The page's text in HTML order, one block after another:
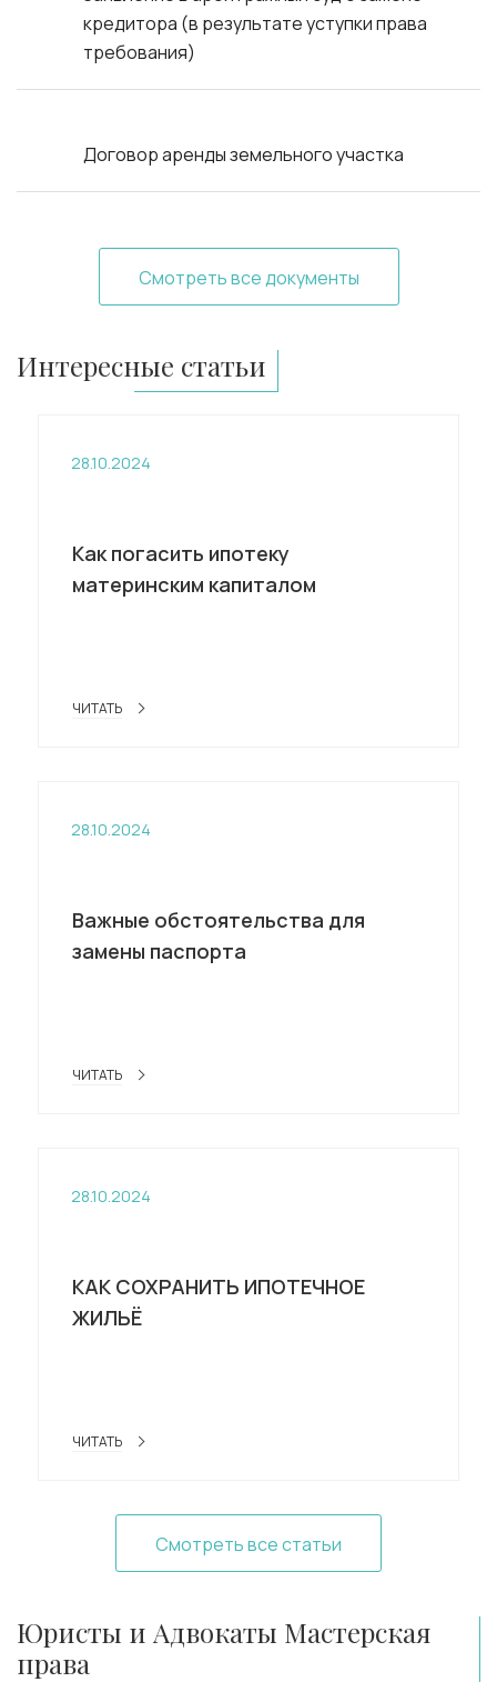
кредитора (в результате уступки права
требования)
Договор аренды земельного участка
Смотреть все документы
Интересные статьи
28.10.2024
Как погасить ипотеку
материнским капиталом
ЧИТАТЬ
28.10.2024
Важные обстоятельства для
замены паспорта
ЧИТАТЬ
28.10.2024
КАК СОХРАНИТЬ ИПОТЕЧНОЕ
ЖИЛЬЁ
ЧИТАТЬ
Смотреть все статьи
Юристы и Адвокаты Мастерская
права